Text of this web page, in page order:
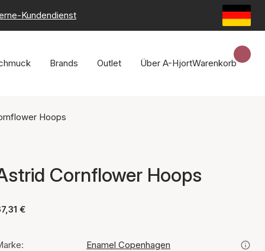
Kundendienst
Brands Outlet Über A-HjortWarenkorb
Hoops
Cornflower Hoops
€
Enamel Copenhagen